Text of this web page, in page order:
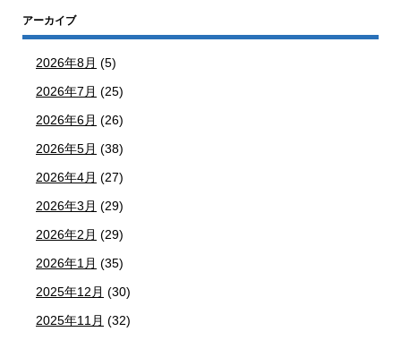
アーカイブ
2026年8月 (5)
2026年7月 (25)
2026年6月 (26)
2026年5月 (38)
2026年4月 (27)
2026年3月 (29)
2026年2月 (29)
2026年1月 (35)
2025年12月 (30)
2025年11月 (32)